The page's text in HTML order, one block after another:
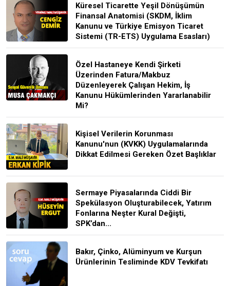
Küresel Ticarette Yeşil Dönüşümün
Finansal Anatomisi (SKDM, İklim
Kanunu ve Türkiye Emisyon Ticaret
Sistemi (TR-ETS) Uygulama Esasları)
Özel Hastaneye Kendi Şirketi
Üzerinden Fatura/Makbuz
Düzenleyerek Çalışan Hekim, İş
Kanunu Hükümlerinden Yararlanabilir
Mi?
Kişisel Verilerin Korunması
Kanunu'nun (KVKK) Uygulamalarında
Dikkat Edilmesi Gereken Özet Başlıklar
Sermaye Piyasalarında Ciddi Bir
Spekülasyon Oluşturabilecek, Yatırım
Fonlarına Neşter Kural Değişti,
SPK’dan...
Bakır, Çinko, Alüminyum ve Kurşun
Ürünlerinin Tesliminde KDV Tevkifatı